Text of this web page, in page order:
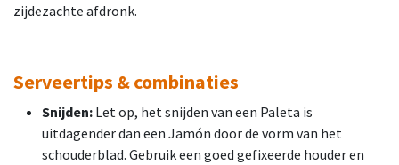
zijdezachte afdronk.
Serveertips & combinaties
Snijden: Let op, het snijden van een Paleta is
uitdagender dan een Jamón door de vorm van het
schouderblad. Gebruik een goed gefixeerde houder en